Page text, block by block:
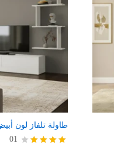
طاولة تلفاز لون أبيض
01